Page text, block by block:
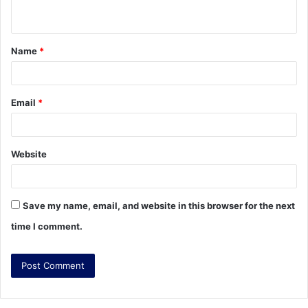
t
*
Name *
Email *
Website
Save my name, email, and website in this browser for the next
time I comment.